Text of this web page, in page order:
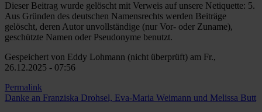
Dieser Beitrag wurde gelöscht mit Verweis auf unsere Netiquette: 5.
Aus Gründen des deutschen Namensrechts werden Beiträge
gelöscht, deren Autor unvollständige (nur Vor- oder Zuname),
geschützte Namen oder Pseudonyme benutzt.
Gespeichert von Eddy Lohmann (nicht überprüft) am Fr.,
26.12.2025 - 07:56
Permalink
Danke an Franziska Drohsel, Eva-Maria Weimann und Melissa Butt